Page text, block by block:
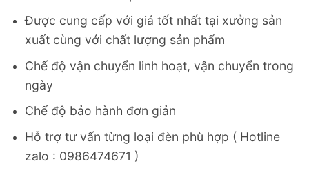
Được cung cấp với giá tốt nhất tại xưởng sản
xuất cùng với chất lượng sản phẩm
Chế độ vận chuyển linh hoạt, vận chuyển trong
ngày
Chế độ bảo hành đơn giản
Hỗ trợ tư vấn từng loại đèn phù hợp ( Hotline
zalo : 0986474671 )